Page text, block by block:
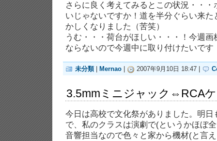
さらに良く考えてみるとこの状況・・
いじゃないですか！道を半分ぐらい来
かしくなりました（苦笑）
うむ・・・荷台がほしい・・・！今週
ならないので今週中に取り付けたいです
未分類| Mernao 2007年9月10日 18:47 |
3.5mmミニジャック⇔RCA
今日は高校で文化祭がありました。明日
で、私のクラスは演劇で(というかほぼ
音響担当なので色々と家から機材(と言